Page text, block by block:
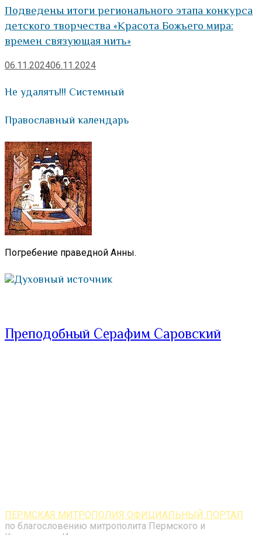
Подведены итоги регионального этапа конкурса
детского творчества «Красота Божьего мира:
времен связующая нить»
06.11.202406.11.2024
Не удалять!!! Системный
Православный календарь
Погребение праведной Анны.
Духовный источник
Преподобный Серафим Саровский
ПЕРМСКАЯ МИТРОПОЛИЯ ОФИЦИАЛЬНЫЙ ПОРТАЛ
по благословению митрополита Пермского и